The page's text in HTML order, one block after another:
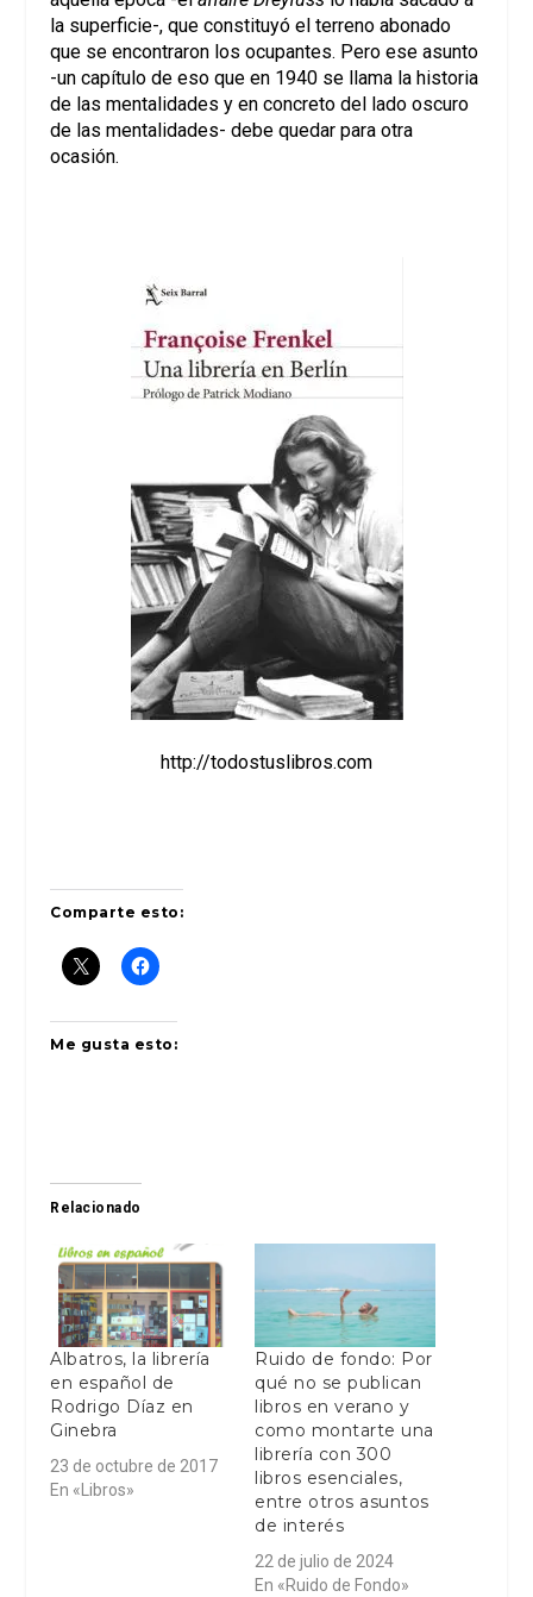
la superficie-, que constituyó el terreno abonado
que se encontraron los ocupantes. Pero ese asunto
-un capítulo de eso que en 1940 se llama la historia
de las mentalidades y en concreto del lado oscuro
de las mentalidades- debe quedar para otra
ocasión.
http://todostuslibros.com
Comparte esto:
Me gusta esto:
Relacionado
Albatros, la librería
en español de
Rodrigo Díaz en
Ginebra
23 de octubre de 2017
En «Libros»
Ruido de fondo: Por
qué no se publican
libros en verano y
como montarte una
librería con 300
libros esenciales,
entre otros asuntos
de interés
22 de julio de 2024
En «Ruido de Fondo»